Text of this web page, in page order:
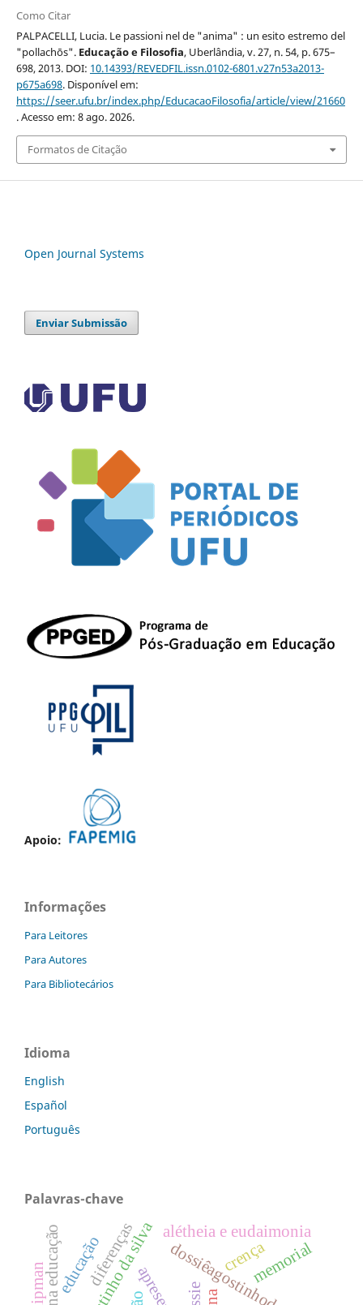
Como Citar
PALPACELLI, Lucia. Le passioni nel de "anima" : un esito estremo del
"pollachōs". Educação e Filosofia, Uberlândia, v. 27, n. 54, p. 675–
698, 2013. DOI: 10.14393/REVEDFIL.issn.0102-6801.v27n53a2013-
p675a698. Disponível em:
https://seer.ufu.br/index.php/EducacaoFilosofia/article/view/21660
. Acesso em: 8 ago. 2026.
Formatos de Citação
Open Journal Systems
Enviar Submissão
Apoio:
Informações
Para Leitores
Para Autores
Para Bibliotecários
Idioma
English
Español
Português
Palavras-chave
agostinho da silva memorial
diferenças alétheia e eudaimonia
educação crença